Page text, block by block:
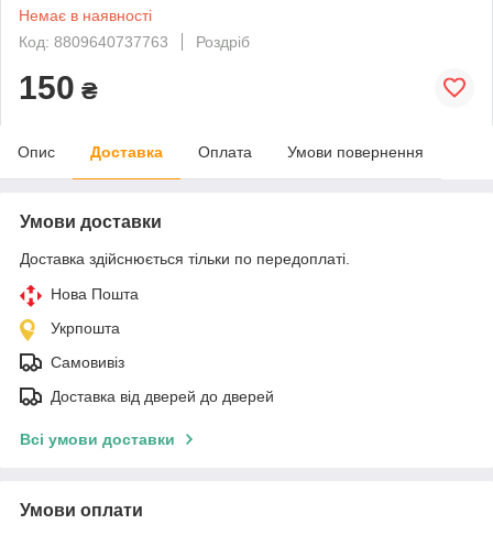
Немає в наявності
Код: 8809640737763
Роздріб
150 ₴
Опис Доставка Оплата Умови повернення
Умови доставки
Доставка здійснюється тільки по передоплаті.
Нова Пошта
Укрпошта
Самовивіз
Доставка від дверей до дверей
Всі умови доставки
Умови оплати